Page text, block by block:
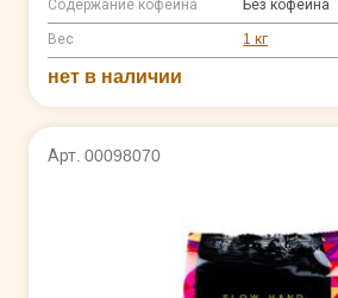
Содержание кофеина Без кофеина
Вес 1 кг
нет в наличии
Арт. 00098070